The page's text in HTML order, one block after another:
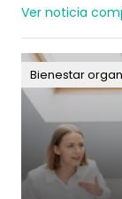
Ver noticia
Bienestar